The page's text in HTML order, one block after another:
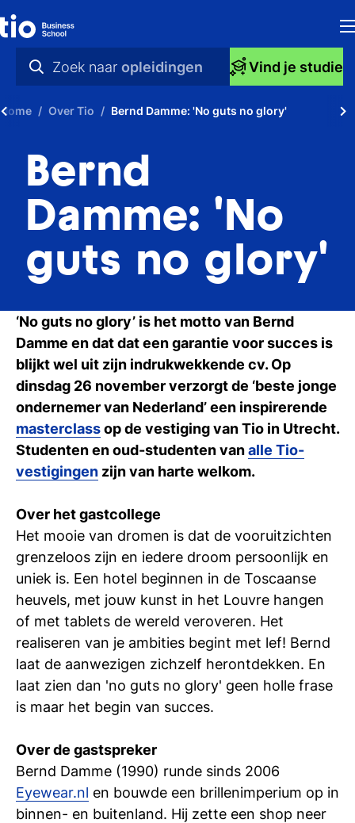
Zoek naar opleidingen
nieuws
opleidingen
Vind je studie
Home Over Tio Bernd Damme: 'No guts no glory'
Bernd
Damme: 'No
guts no glory'
‘No guts no glory’ is het motto van Bernd
Damme en dat dat een garantie voor succes is
blijkt wel uit zijn indrukwekkende cv. Op
dinsdag 26 november verzorgt de ‘beste jonge
ondernemer van Nederland’ een inspirerende
masterclassop de vestiging van Tio in Utrecht.
Studenten en oud-studenten vanalle Tio-
vestigingen zijn van harte welkom.
Over het gastcollege
Het mooie van dromen is dat de vooruitzichten
grenzeloos zijn en iedere droom persoonlijk en
uniek is. Een hotel beginnen in de Toscaanse
heuvels, met jouw kunst in het Louvre hangen
of met tablets de wereld veroveren. Het
realiseren van je ambities begint met lef! Bernd
laat de aanwezigen zichzelf herontdekken. En
laat zien dan 'no guts no glory' geen holle frase
is maar het begin van succes.
Over de gastspreker
Bernd Damme (1990) runde sinds 2006
Eyewear.nl en bouwde een brillenimperium op in
binnen- en buitenland. Hij zette een shop neer